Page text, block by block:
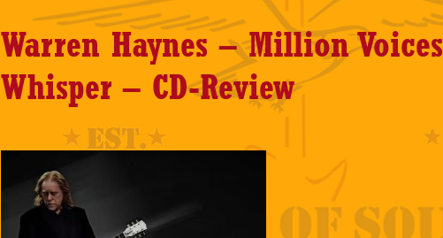
Warren Haynes – Million Voices
Whisper – CD-Review